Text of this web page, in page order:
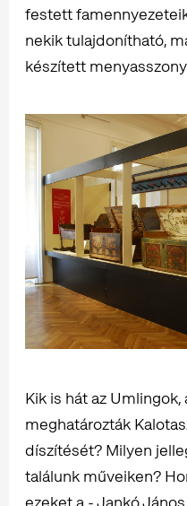
festett
nekik tulajdonítható,
készített
Kik is hát az
meghatározták
díszítését? Milyen
találunk műveiken?